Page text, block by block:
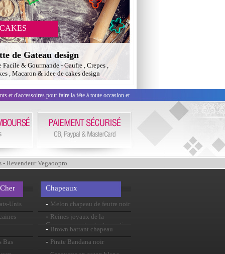
de Gateau design
Facile & Gourmande - Gaufre , Crepes ,
, Macaron & idee de cakes design
et d'accessoires pour faire la fête à toute occasion et
Revendeur Vegaoopro
Unis
Bas
Chapeaux
- Melon chapeau de feutre noir
- Reines joyaux de la
Couronne or et argent assorti
- Brown battant chapeau
- Pirate Bandana noir